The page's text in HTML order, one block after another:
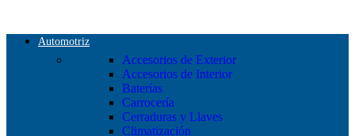
Automotriz
Accesorios de Exterior
Accesorios de Interior
Baterías
Carrocería
Cerraduras y Llaves
Climatización